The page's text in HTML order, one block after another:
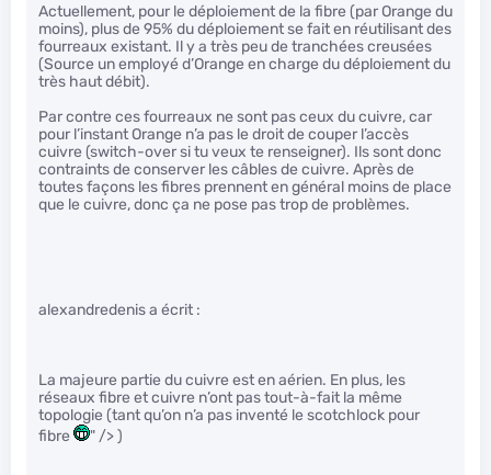
Actuellement, pour le déploiement de la fibre (par Orange du
moins), plus de 95% du déploiement se fait en réutilisant des
fourreaux existant. Il y a très peu de tranchées creusées
(Source un employé d’Orange en charge du déploiement du
très haut débit).
Par contre ces fourreaux ne sont pas ceux du cuivre, car
pour l’instant Orange n’a pas le droit de couper l’accès
cuivre (switch-over si tu veux te renseigner). Ils sont donc
contraints de conserver les câbles de cuivre. Après de
toutes façons les fibres prennent en général moins de place
que le cuivre, donc ça ne pose pas trop de problèmes.
alexandredenis a écrit :
La majeure partie du cuivre est en aérien. En plus, les
réseaux fibre et cuivre n’ont pas tout-à-fait la même
topologie (tant qu’on n’a pas inventé le scotchlock pour
fibre
" /> )